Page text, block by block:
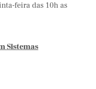
feira das 10h as
Sistemas